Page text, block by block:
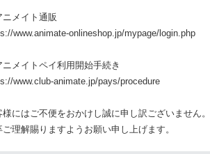
メイト通販
www.animate-onlineshop.jp/mypage/login.php
メイトペイ利用開始手続き
www.club-animate.jp/pays/procedure
様にはご不便をおかけし誠に申し訳ございません。
ご理解賜りますようお願い申し上げます。